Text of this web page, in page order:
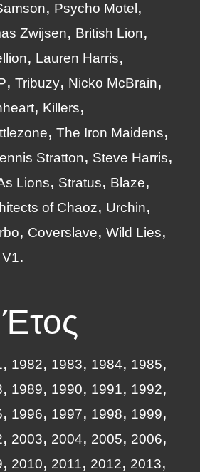
Psycho Motel
Zwijsen
British Lion
Lauren Harris
Tribuzy
Nicko McBrain
Killers
The Iron Maidens
Stratton
Steve Harris
Lions Stratus
Blaze
of Chaoz
Urchin
Coverslave
Wild Lies
V1
Έτος
1982 1983 1984
1985
1989 1990 1991
1992
1996 1997 1998
1999
2003 2004 2005
2006
2010 2011 2012
2013